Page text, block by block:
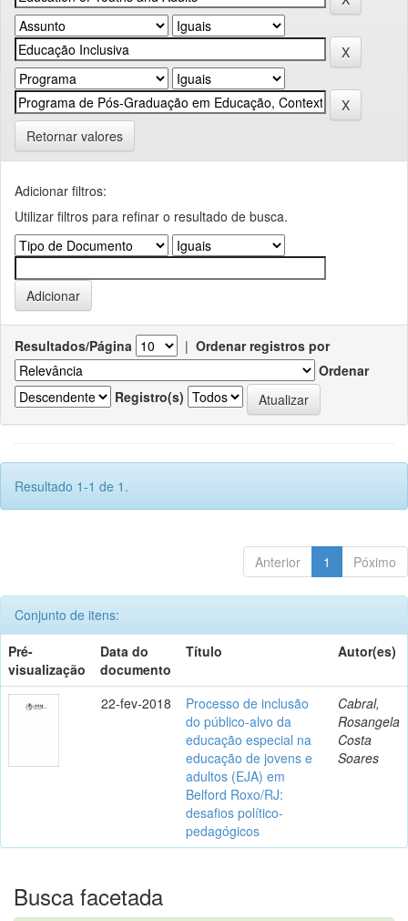
Retornar valores
Adicionar filtros:
Utilizar filtros para refinar o resultado de busca.
Resultados/Página | Ordenar registros por
Ordenar
Registro(s)
Resultado 1-1 de 1.
Anterior 1 Póximo
Conjunto de itens:
Pré-
visualização
Data do
documento
Título Autor(es)
22-fev-2018
Processo de inclusão
do público-alvo da
educação especial na
educação de jovens e
adultos (EJA) em
Belford Roxo/RJ:
desafios político-
pedagógicos
Cabral,
Rosangela
Costa
Soares
Busca facetada